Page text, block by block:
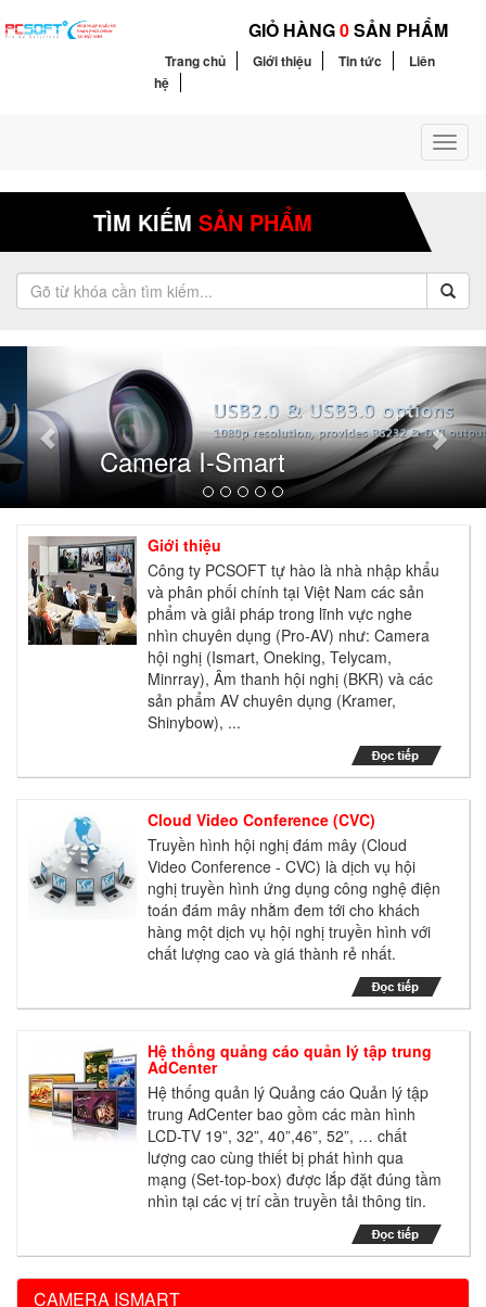
GIỎ HÀNG0SẢN PHẨM
Trang chủ Giới thiệu Tin tức
Liên
hệ
TÌM KIẾM SẢN PHẨM
Camera I-Smart
Giới thiệu
Công ty PCSOFT tự hào là nhà nhập khẩu
và phân phối chính tại Việt Nam các sản
phẩm và giải pháp trong lĩnh vực nghe
nhìn chuyên dụng (Pro-AV) như: Camera
hội nghị (Ismart, Oneking, Telycam,
Minrray), Âm thanh hội nghị (BKR) và các
sản phẩm AV chuyên dụng (Kramer,
Shinybow), ...
Cloud Video Conference (CVC)
Truyền hình hội nghị đám mây (Cloud
Video Conference - CVC) là dịch vụ hội
nghị truyền hình ứng dụng công nghệ điện
toán đám mây nhằm đem tới cho khách
hàng một dịch vụ hội nghị truyền hình với
chất lượng cao và giá thành rẻ nhất.
Hệ thống quảng cáo quản lý tập trung
AdCenter
Hệ thống quản lý Quảng cáo Quản lý tập
trung AdCenter bao gồm các màn hình
LCD-TV 19”, 32”, 40”,46”, 52”, … chất
lượng cao cùng thiết bị phát hình qua
mạng (Set-top-box) được lắp đặt đúng tầm
nhìn tại các vị trí cần truyền tải thông tin.
CAMERA ISMART